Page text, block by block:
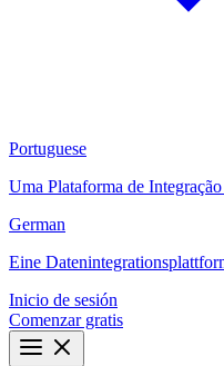
Portuguese
Uma Plataforma de
German
Eine
Inicio de sesión
Comenzar gratis